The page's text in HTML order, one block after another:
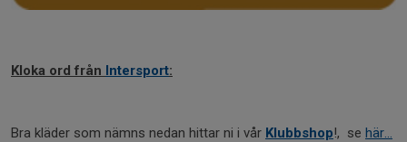
Kloka ord från Intersport:
Bra kläder som nämns nedan hittar ni i vår Klubbshop!, se här...